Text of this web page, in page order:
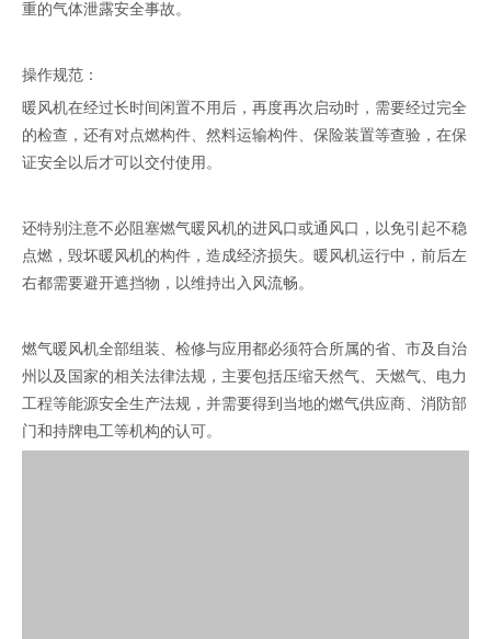
重的气体泄露安全事故。
操作规范：
暖风机在经过长时间闲置不用后，再度再次启动时，需要经过完全
的检查，还有对点燃构件、然料运输构件、保险装置等查验，在保
证安全以后才可以交付使用。
还特别注意不必阻塞燃气暖风机的进风口或通风口，以免引起不稳
点燃，毁坏暖风机的构件，造成经济损失。暖风机运行中，前后左
右都需要避开遮挡物，以维持出入风流畅。
燃气暖风机全部组装、检修与应用都必须符合所属的省、市及自治
州以及国家的相关法律法规，主要包括压缩天然气、天燃气、电力
工程等能源安全生产法规，并需要得到当地的燃气供应商、消防部
门和持牌电工等机构的认可。